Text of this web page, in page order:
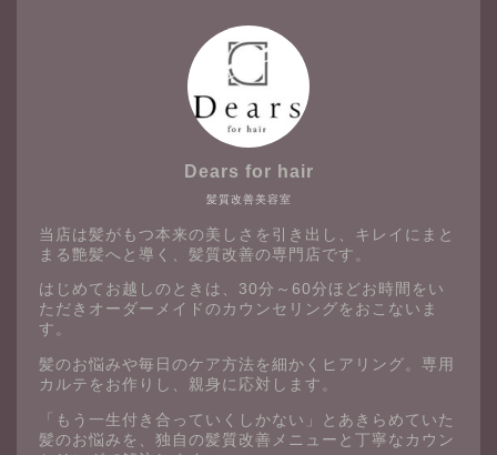
髪質改善美容室
Dears for hair
当店は髪がもつ本来の美しさを引き出し、キレイにまと
まる艶髪へと導く、髪質改善の専門店です。
はじめてお越しのときは、30分～60分ほどお時間をい
ただきオーダーメイドのカウンセリングをおこないま
す。
髪のお悩みや毎日のケア方法を細かくヒアリング。専用
カルテをお作りし、親身に応対します。
「もう一生付き合っていくしかない」とあきらめていた
髪のお悩みを、独自の髪質改善メニューと丁寧なカウン